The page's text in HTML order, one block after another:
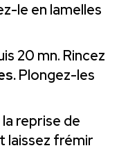
le en lamelles
20 mn. Rincez
Plongez-les
reprise de
laissez frémir